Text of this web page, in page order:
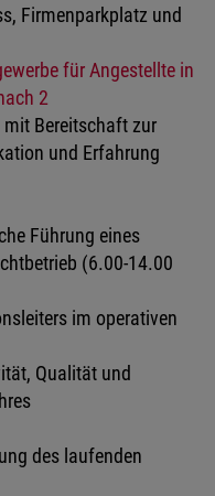
Firmenparkplatz und
für Angestellte in
2
mit Bereitschaft zur
und Erfahrung
Führung eines
(6.00-14.00
im operativen
Qualität und
des laufenden